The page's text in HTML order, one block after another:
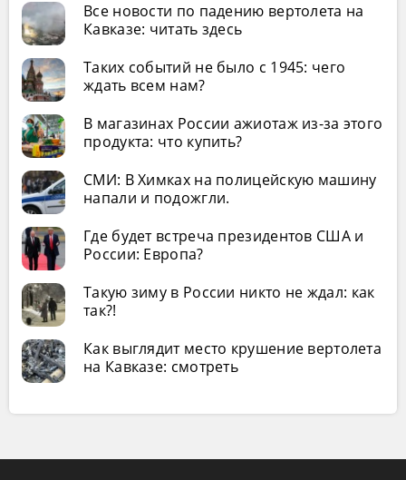
Все новости по падению вертолета на
Кавказе: читать здесь
Таких событий не было с 1945: чего
ждать всем нам?
В магазинах России ажиотаж из-за этого
продукта: что купить?
СМИ: В Химках на полицейскую машину
напали и подожгли.
Где будет встреча президентов США и
России: Европа?
Такую зиму в России никто не ждал: как
так?!
Как выглядит место крушение вертолета
на Кавказе: смотреть